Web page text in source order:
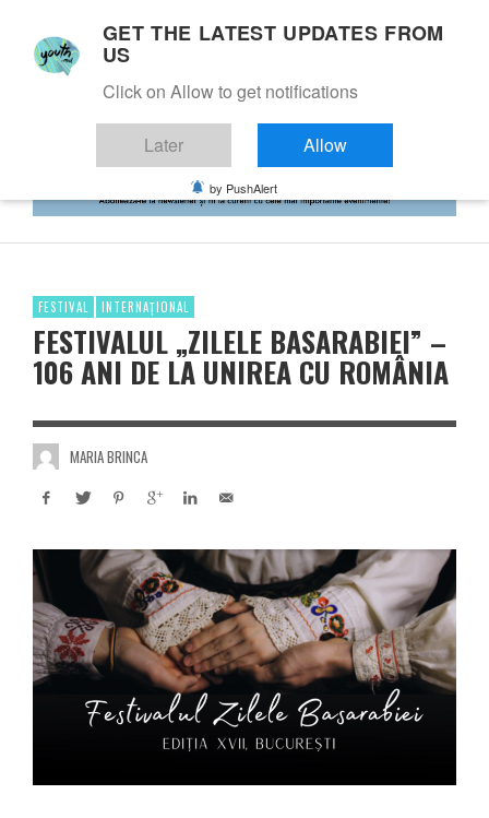
FESTIVAL INTERNAȚIONAL
FESTIVALUL „ZILELE BASARABIEI” –
106 ANI DE LA UNIREA CU ROMÂNIA
MARIA BRINCA
GET THE LATEST UPDATES FROM
US
Click on Allow to get notifications
Later Allow
by PushAlert